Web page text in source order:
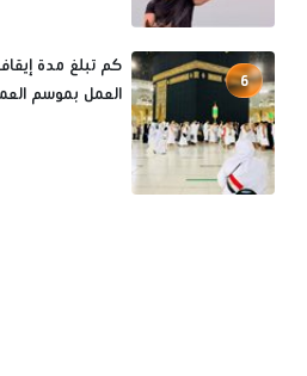
6
العمل بموسم